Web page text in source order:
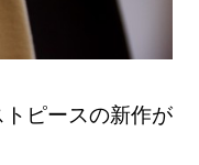
ピースの新作が